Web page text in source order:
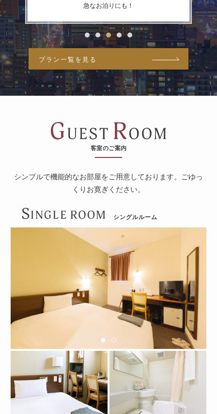
スタッフお勧め！
プラン一覧を見る
客室のご案内
シンプルで機能的なお部屋をご用意しております。 ごゆっ
くりお寛ぎください。